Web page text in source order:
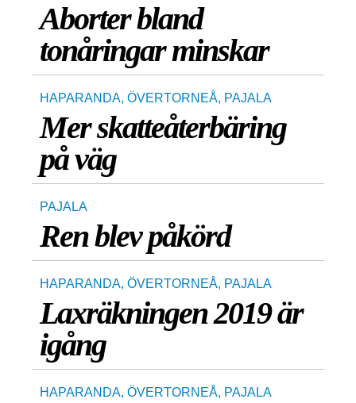
Aborter bland
tonåringar minskar
HAPARANDA, ÖVERTORNEÅ, PAJALA
Mer skatteåterbäring
på väg
PAJALA
Ren blev påkörd
HAPARANDA, ÖVERTORNEÅ, PAJALA
Laxräkningen 2019 är
igång
HAPARANDA, ÖVERTORNEÅ, PAJALA